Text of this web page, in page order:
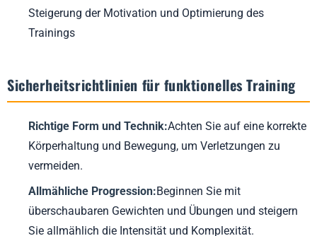
Steigerung der Motivation und Optimierung des
Trainings
Sicherheitsrichtlinien für funktionelles Training
Richtige Form und Technik:Achten Sie auf eine korrekte
Körperhaltung und Bewegung, um Verletzungen zu
vermeiden.
Allmähliche Progression:Beginnen Sie mit
überschaubaren Gewichten und Übungen und steigern
Sie allmählich die Intensität und Komplexität.